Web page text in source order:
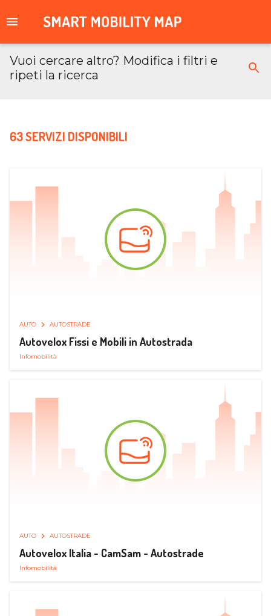
Vuoi cercare altro? Modifica i filtri e
ripeti la ricerca
63 SERVIZI DISPONIBILI
AUTO AUTOSTRADE
Autovelox Fissi e Mobili in Autostrada
Infomobilità
AUTO AUTOSTRADE
Autovelox Italia - CamSam - Autostrade
Infomobilità